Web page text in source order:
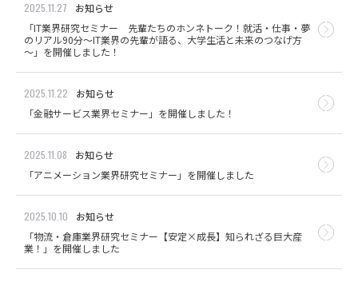
2025.11.27
お知らせ
「IT業界研究セミナー 先輩たちのホンネトーク！就活・仕事・夢
のリアル90分～IT業界の先輩が語る、大学生活と未来のつなげ方
～」を開催しました！
2025.11.22
お知らせ
「金融サービス業界セミナー」を開催しました！
2025.11.08
お知らせ
「アニメーション業界研究セミナー」を開催しました
2025.10.10
お知らせ
「物流・倉庫業界研究セミナー【安定×成長】知られざる巨大産
業！」を開催しました